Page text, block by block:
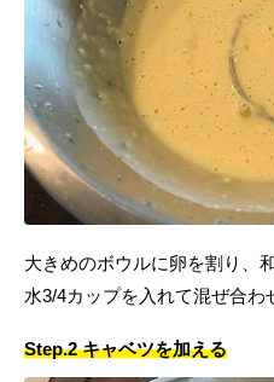
大きめのボウルに卵を割り、
水3/4カップを入れて混ぜ合わ
Step.2 キャベツを加える